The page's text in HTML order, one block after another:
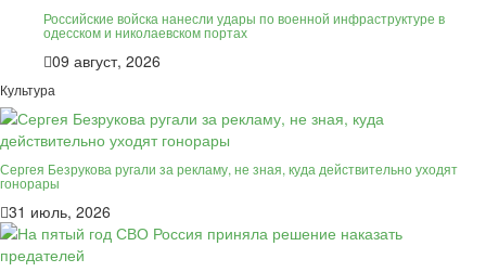
Российские войска нанесли удары по военной инфраструктуре в
одесском и николаевском портах
09 август, 2026
Культура
Сергея Безрукова ругали за рекламу, не зная, куда действительно уходят
гонорары
31 июль, 2026